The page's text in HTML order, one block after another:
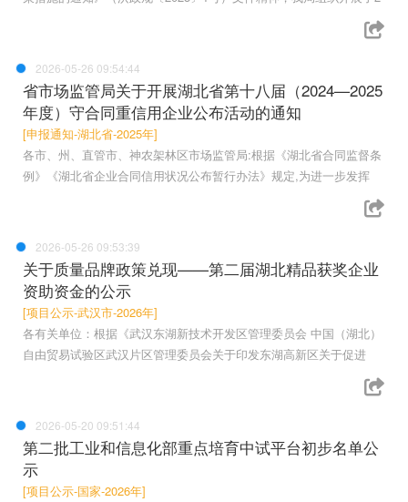
2026-05-26 09:54:44
省市场监管局关于开展湖北省第十八届（2024—2025
年度）守合同重信用企业公布活动的通知
[申报通知-湖北省-2025年]
各市、州、直管市、神农架林区市场监管局:根据《湖北省合同监督条
例》《湖北省企业合同信用状况公布暂行办法》规定,为进一步发挥
2026-05-26 09:53:39
关于质量品牌政策兑现——第二届湖北精品获奖企业
资助资金的公示
[项目公示-武汉市-2026年]
各有关单位：根据《武汉东湖新技术开发区管理委员会 中国（湖北）
自由贸易试验区武汉片区管理委员会关于印发东湖高新区关于促进
2026-05-20 09:51:44
第二批工业和信息化部重点培育中试平台初步名单公
示
[项目公示-国家-2026年]